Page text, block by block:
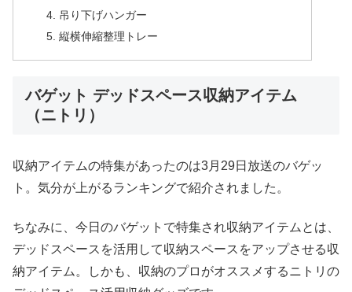
吊り下げハンガー
縦横伸縮整理トレー
バゲット デッドスペース収納アイテム
（ニトリ）
収納アイテムの特集があったのは3月29日放送のバゲッ
ト。気分が上がるランキングで紹介されました。
ちなみに、今日のバゲットで特集され収納アイテムとは、
デッドスペースを活用して収納スペースをアップさせる収
納アイテム。しかも、収納のプロがオススメするニトリの